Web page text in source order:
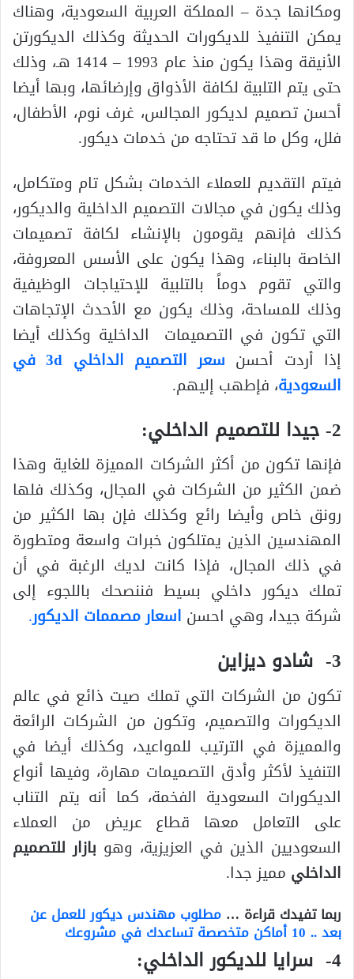
ومكانها جدة – المملكة العربية السعودية، وهناك
يمكن التنفيذ للديكورات الحديثة وكذلك الديكورتن
الأنيقة وهذا يكون منذ عام 1993 – 1414 هـ، وذلك
حتى يتم التلبية لكافة الأذواق وإرضائها، وبها أيضا
أحسن تصميم لديكور المجالس، غرف نوم، الأطفال،
فلل، وكل ما قد تحتاجه من خدمات ديكور.
فيتم التقديم للعملاء الخدمات بشكل تام ومتكامل،
وذلك يكون في مجالات التصميم الداخلية والديكور،
كذلك فإنهم يقومون بالإنشاء لكافة تصميمات
الخاصة بالبناء، وهذا يكون على الأسس المعروفة،
والتي تقوم دوماً بالتلبية للإحتياجات الوظيفية
وذلك للمساحة، وذلك يكون مع الأحدث الإتجاهات
التي تكون في التصميمات الداخلية وكذلك أيضا
إذا أردت أحسن سعر التصميم الداخلي 3dفي
السعودية، فإطهب إليهم.
2- جيدا للتصميم الداخلي:
فإنها تكون من أكثر الشركات المميزة للغاية وهذا
ضمن الكثير من الشركات في المجال، وكذلك فلها
رونق خاص وأيضا رائع وكذلك فإن بها الكثير من
المهندسين الذين يمتلكون خبرات واسعة ومتطورة
في ذلك المجال، فإذا كانت لديك الرغبة في أن
تملك ديكور داخلي بسيط فننصحك باللجوء إلى
شركة جيدا، وهي احسن اسعار مصممات الديكور.
3- شادو ديزاين
تكون من الشركات التي تملك صيت ذائع في عالم
الديكورات والتصميم، وتكون من الشركات الرائعة
والمميزة في الترتيب للمواعيد، وكذلك أيضا في
التنفيذ لأكثر وأدق التصميمات مهارة، وفيها أنواع
الديكورات السعودية الفخمة، كما أنه يتم التناب
على التعامل معها قطاع عريض من العملاء
السعوديين الذين في العزيزية، وهو بازار للتصميم
الداخلي مميز جدا.
ربما تفيدك قراءة … مطلوب مهندس ديكور للعمل عن
بعد .. 10 أماكن متخصصة تساعدك في مشروعك
4- سرايا للديكور الداخلي: